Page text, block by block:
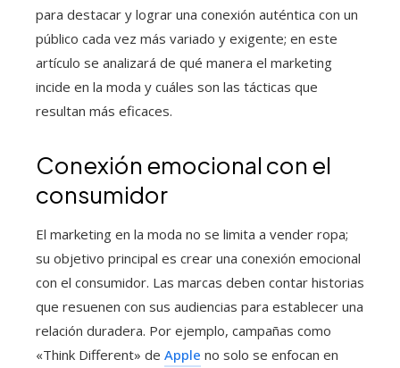
para destacar y lograr una conexión auténtica con un
público cada vez más variado y exigente; en este
artículo se analizará de qué manera el marketing
incide en la moda y cuáles son las tácticas que
resultan más eficaces.
Conexión emocional con el
consumidor
El marketing en la moda no se limita a vender ropa;
su objetivo principal es crear una conexión emocional
con el consumidor. Las marcas deben contar historias
que resuenen con sus audiencias para establecer una
relación duradera. Por ejemplo, campañas como
«Think Different» de Apple no solo se enfocan en